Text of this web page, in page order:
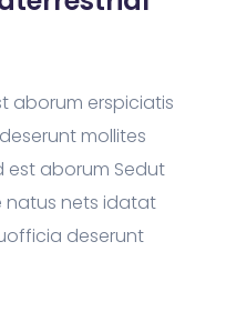
aborum erspiciatis
mollites
est aborum Sedut
natus nets idatat
deserunt